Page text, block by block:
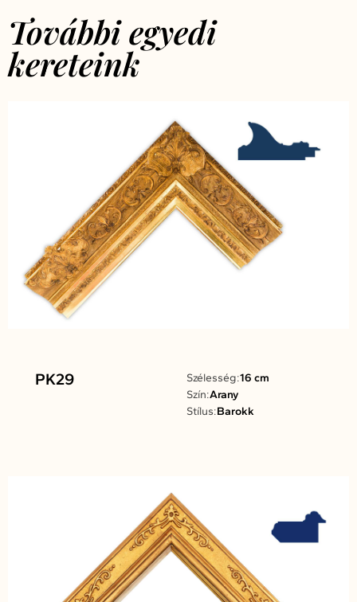
További egyedi
kereteink
PK29 Szélesség:16 cm
Szín:Arany
Stílus:Barokk